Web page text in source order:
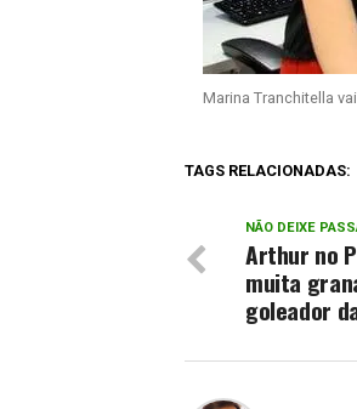
Marina Tranchitella
TAGS RELACIONADAS:
NÃO DEIXE
Arthur no
muita
goleador